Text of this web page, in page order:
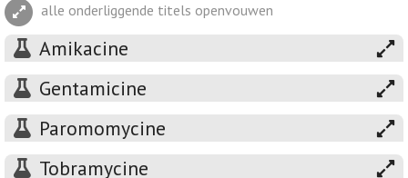
alle onderliggende titels openvouwen
Amikacine
Gentamicine
Paromomycine
Tobramycine